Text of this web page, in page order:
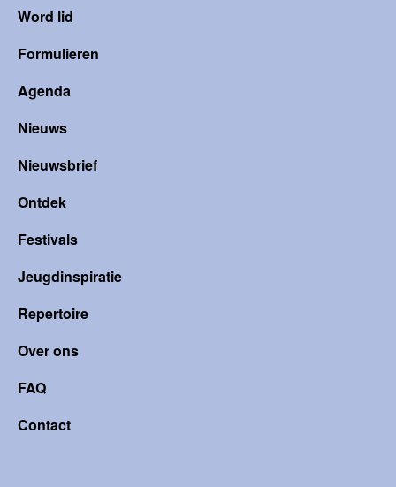
Word lid
Formulieren
Agenda
Nieuws
Nieuwsbrief
Ontdek
Festivals
Jeugdinspiratie
Repertoire
Over ons
FAQ
Contact